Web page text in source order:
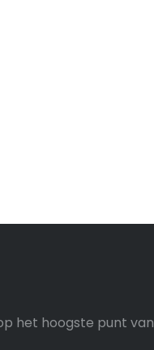
het hoogste punt van